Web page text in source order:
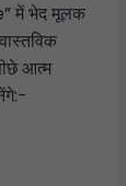
में भेद मूलक
आत्म